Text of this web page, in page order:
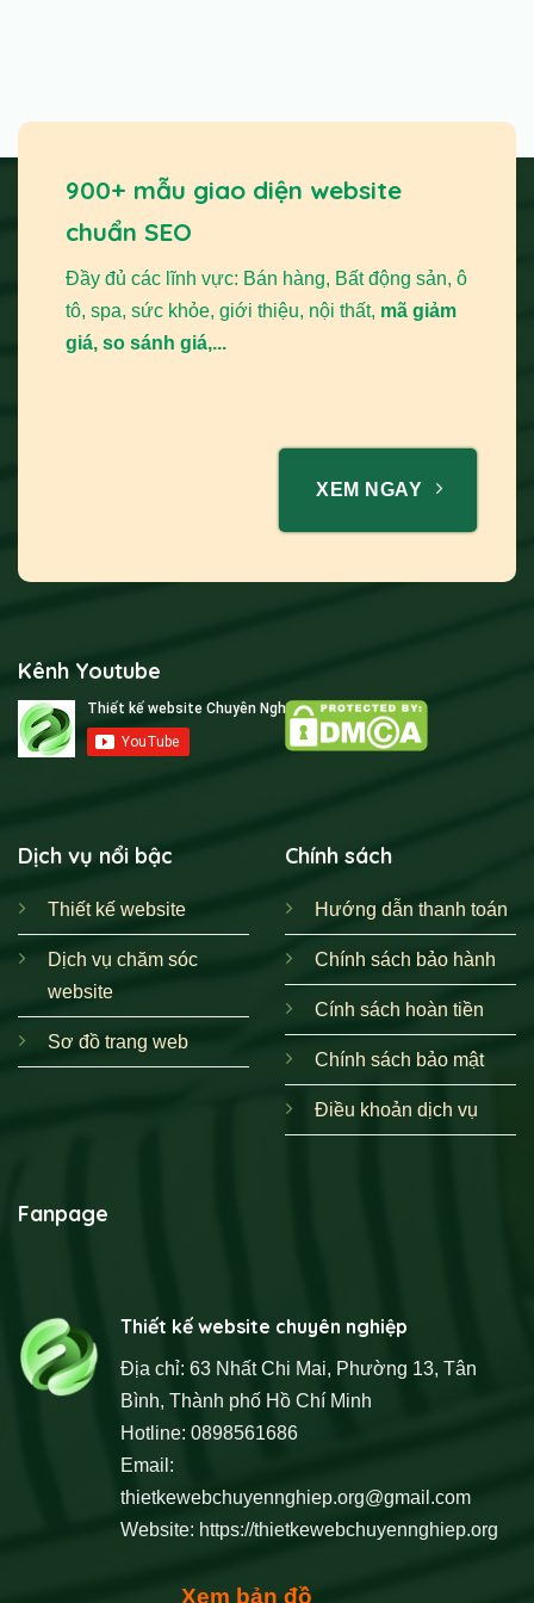
900+ mẫu giao diện website
chuẩn SEO
Đầy đủ các lĩnh vực: Bán hàng, Bất động sản, ô
tô, spa, sức khỏe, giới thiệu, nội thất, mã giảm
giá, so sánh giá,...
XEM NGAY
Kênh Youtube
Dịch vụ nổi bậc
Thiết kế website
Dịch vụ chăm sóc
website
Sơ đồ trang web
Chính sách
Hướng dẫn thanh toán
Chính sách bảo hành
Cính sách hoàn tiền
Chính sách bảo mật
Điều khoản dịch vụ
Fanpage
Thiết kế website chuyên nghiệp
Địa chỉ: 63 Nhất Chi Mai, Phường 13, Tân
Bình, Thành phố Hồ Chí Minh
Hotline: 0898561686
Email:
thietkewebchuyennghiep.org@gmail.com
Website: https://thietkewebchuyennghiep.org
Xem bản đồ